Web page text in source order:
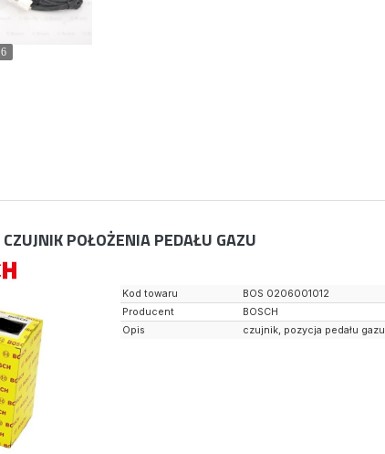
6
CZUJNIK POŁOŻENIA PEDAŁU GAZU
Kod towaru
BOS 0206001012
Producent
BOSCH
Opis
czujnik, pozycja pedału gazu